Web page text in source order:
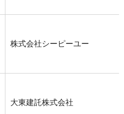
株式会社シーピーユー
大東建託株式会社